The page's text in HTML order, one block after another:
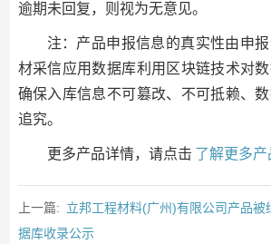
逾期未回复，则视为无意见。
注：产品申报信息的真实性由申
材采信应用数据库利用区块链技术对数
确保入库信息不可篡改、不可抵赖、
追究。
更多产品详情，请点击 了解更多产
上一篇: 立邦工程材料(广州)有限公司产品被
据库收录公示